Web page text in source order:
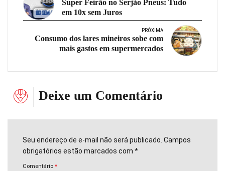
Super Feirão no Serjão Pneus: Tudo
em 10x sem Juros
PRÓXIMA
Consumo dos lares mineiros sobe com
mais gastos em supermercados
Deixe um Comentário
Seu endereço de e-mail não será publicado. Campos
obrigatórios estão marcados com *
Comentário *